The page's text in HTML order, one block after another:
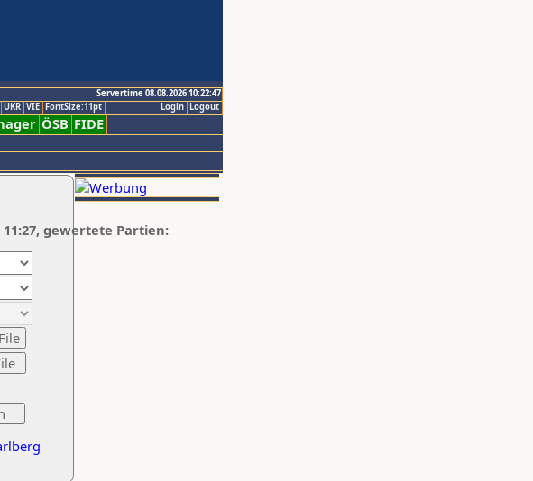
Servertime 08.08.2026 10:22:47
Logout
Login
UKR VIE FontSize:11pt
ÖSB FIDE
11:27, gewertete Partien: